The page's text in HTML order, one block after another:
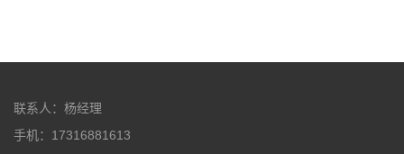
联系人：杨经理
手机：17316881613